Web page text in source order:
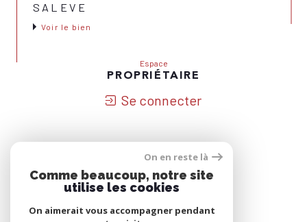
SALEVE
Voir le bien
Espace
PROPRIÉTAIRE
Se connecter
ADHÉRONS
On en reste là
Comme beaucoup, notre site
utilise les cookies
On aimerait vous accompagner pendant